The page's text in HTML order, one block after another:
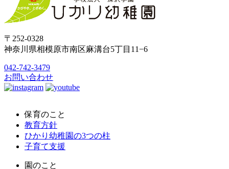
〒252-0328
神奈川県相模原市南区麻溝台5丁目11−6
042-742-3479
お問い合わせ
保育のこと
教育方針
ひかり幼稚園の3つの柱
子育て支援
園のこと